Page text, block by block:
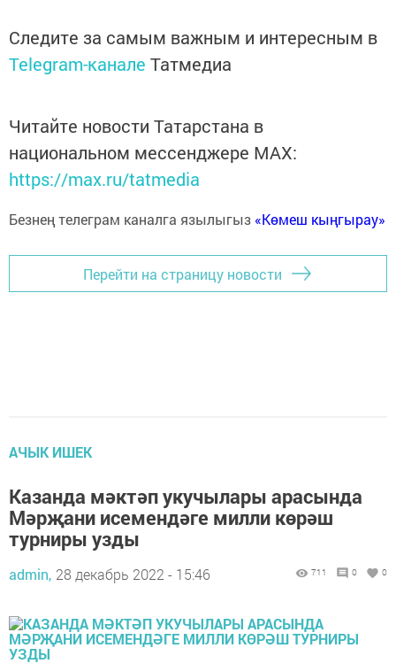
Следите за самым важным и интересным в
Telegram-канале Татмедиа
Читайте новости Татарстана в
национальном мессенджере MАХ:
https://max.ru/tatmedia
Безнең телеграм каналга язылыгыз «Көмеш кыңгырау»
Перейти на страницу новости
АЧЫК ИШЕК
Казанда мәктәп укучылары арасында
Мәрҗани исемендәге милли көрәш
турниры узды
admin, 28 декабрь 2022 - 15:46 711 0 0